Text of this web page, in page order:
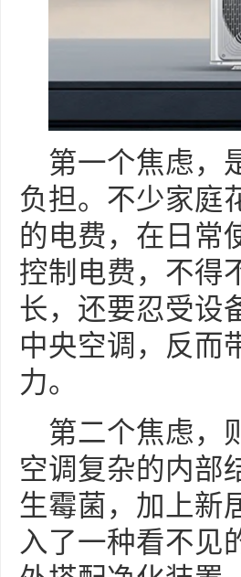
第一个焦虑，
负担。不少家庭
的电费，在日常
控制电费，不得
长，还要忍受设
中央空调，反而
力。
第二个焦虑，
空调复杂的内部
生霉菌，加上新
入了一种看不见